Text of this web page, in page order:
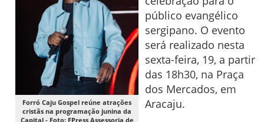
Forró Caju Gospel reúne atrações
cristãs na programação junina da
Capital - Foto: FPress Assessoria de
público evangélico
sergipano. O evento
será realizado nesta
sexta-feira, 19, a partir
das 18h30, na Praça
dos Mercados, em
Aracaju.